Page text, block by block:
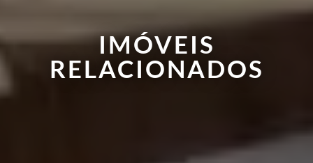
IMÓVEIS
RELACIONADOS